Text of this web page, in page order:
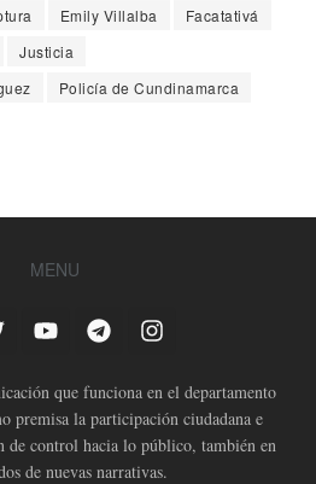
Emily Villalba
Facatativá
Justicia
Policía de Cundinamarca
que funciona en el departamento
premisa la participación ciudadana e
de control hacia lo público, también en
de nuevas narrativas.